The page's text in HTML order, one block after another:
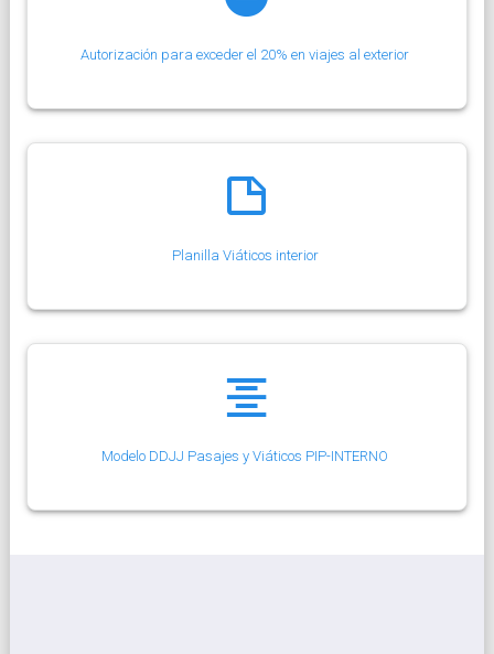
Autorización para exceder el 20% en viajes al exterior
Planilla Viáticos interior
Modelo DDJJ Pasajes y Viáticos PIP-INTERNO